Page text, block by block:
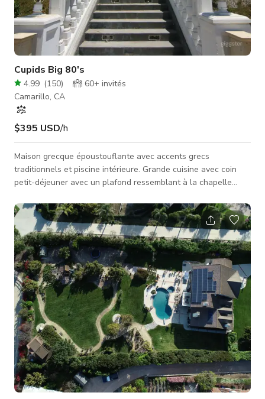
Cupids Big 80's
4.99 (150) 60+ invités
Camarillo, CA
$395 USD/h
Maison grecque époustouflante avec accents grecs
traditionnels et piscine intérieure. Grande cuisine avec coin
petit-déjeuner avec un plafond ressemblant à la chapelle
meubles ornés. Statues partout et un énorme bureau digne
d'un président. Salle de sport dans le grand sous-sol. **NOTE
: Les tarifs varient selon les détails spécifiques du projet. Le
prix affiché est un tarif standard basé sur des prises de vues
fixes non c